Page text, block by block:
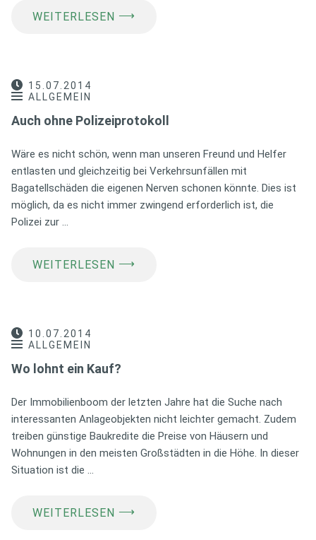
WEITERLESEN ⟶
15.07.2014
ALLGEMEIN
Auch ohne Polizeiprotokoll
Wäre es nicht schön, wenn man unseren Freund und Helfer
entlasten und gleichzeitig bei Verkehrsunfällen mit
Bagatellschäden die eigenen Nerven schonen könnte. Dies ist
möglich, da es nicht immer zwingend erforderlich ist, die
Polizei zur …
WEITERLESEN ⟶
10.07.2014
ALLGEMEIN
Wo lohnt ein Kauf?
Der Immobilienboom der letzten Jahre hat die Suche nach
interessanten Anlageobjekten nicht leichter gemacht. Zudem
treiben günstige Baukredite die Preise von Häusern und
Wohnungen in den meisten Großstädten in die Höhe. In dieser
Situation ist die …
WEITERLESEN ⟶